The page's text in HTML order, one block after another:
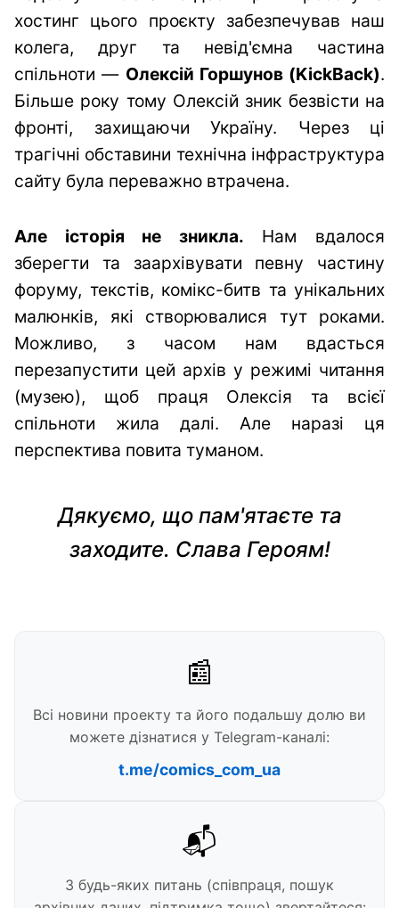
хостинг цього проєкту забезпечував наш
колега, друг та невід'ємна частина
спільноти — Олексій Горшунов (KickBack).
Більше року тому Олексій зник безвісти на
фронті, захищаючи Україну. Через ці
трагічні обставини технічна інфраструктура
сайту була переважно втрачена.
Але історія не зникла. Нам вдалося
зберегти та заархівувати певну частину
форуму, текстів, комікс-битв та унікальних
малюнків, які створювалися тут роками.
Можливо, з часом нам вдасться
перезапустити цей архів у режимі читання
(музею), щоб праця Олексія та всієї
спільноти жила далі. Але наразі ця
перспектива повита туманом.
Дякуємо, що пам'ятаєте та
заходите. Слава Героям!
📰
Всі новини проекту та його подальшу долю ви
можете дізнатися у Telegram-каналі:
t.me/comics_com_ua
📬
З будь-яких питань (співпраця, пошук